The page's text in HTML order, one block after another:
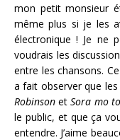
mon petit monsieur
même plus si je les
électronique ! Je ne
voudrais les
entre les chansons.
a fait observer que
Robinson etSora mo
le public, et que ça
entendre. J’aime